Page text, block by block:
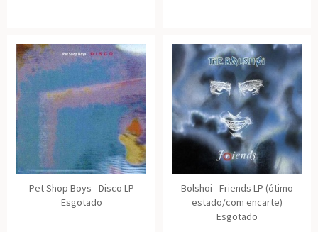
Pet Shop Boys - Disco LP
Esgotado
Bolshoi - Friends LP (ótimo
estado/com encarte)
Esgotado